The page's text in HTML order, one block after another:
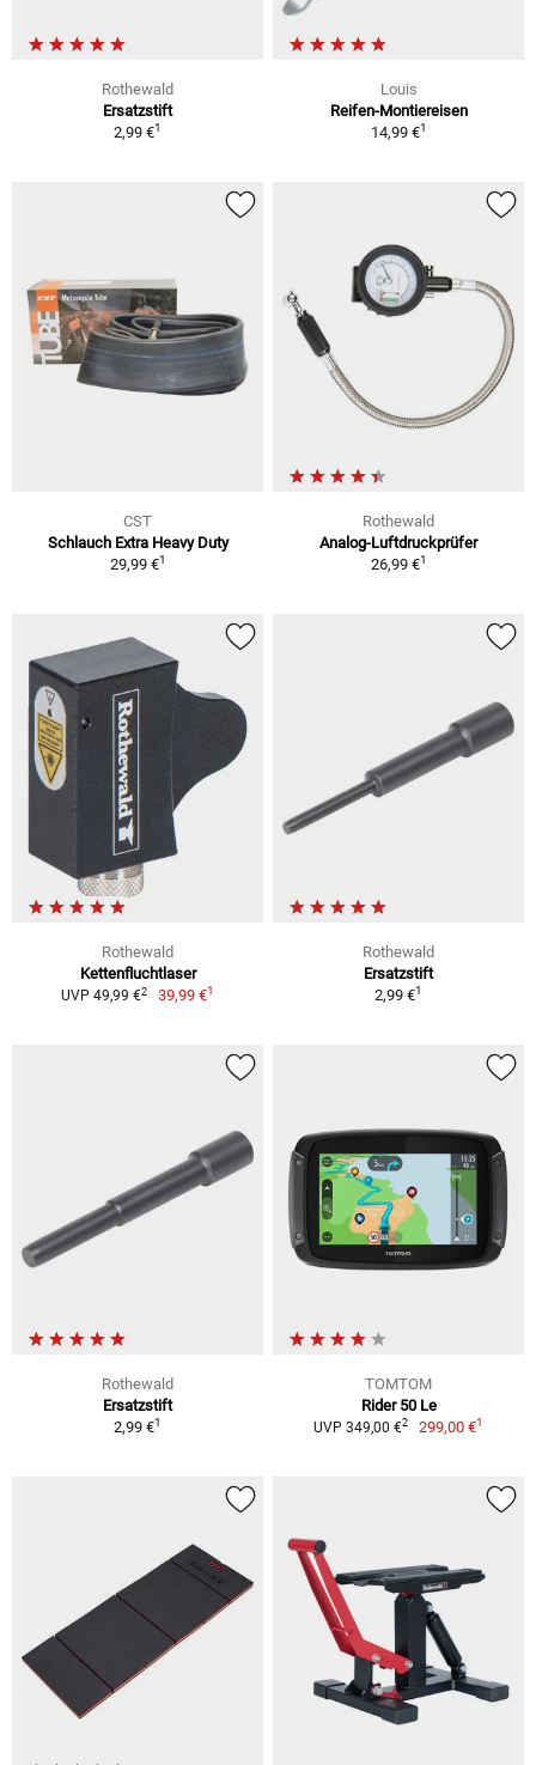
Rothewald
Ersatzstift
2,99 €1
Louis
Reifen-Montiereisen
14,99 €1
CST
Schlauch Extra Heavy Duty
29,99 €1
Rothewald
Analog-Luftdruckprüfer
26,99 €1
Rothewald
Kettenfluchtlaser
UVP 49,99 €2 39,99 €1
Rothewald
Ersatzstift
2,99 €1
Rothewald
Ersatzstift
2,99 €1
TOMTOM
Rider 50 Le
UVP 349,00 €2 299,00 €1